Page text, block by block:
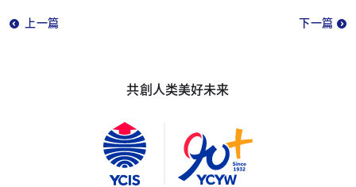
上一篇 下一篇
共創人类美好未来